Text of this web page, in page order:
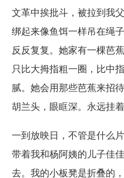
文革中挨批斗，被拉到我
绑起来像鱼饵一样吊在绳
反反复复。她家有一棵芭
只比大拇指粗一圈，比中
腻。她会用那些芭蕉来招
胡兰头，眼眶深。永远挂着
一到放映日，不管是什么
带着我和杨阿姨的儿子佳
去。我的小板凳是折叠的